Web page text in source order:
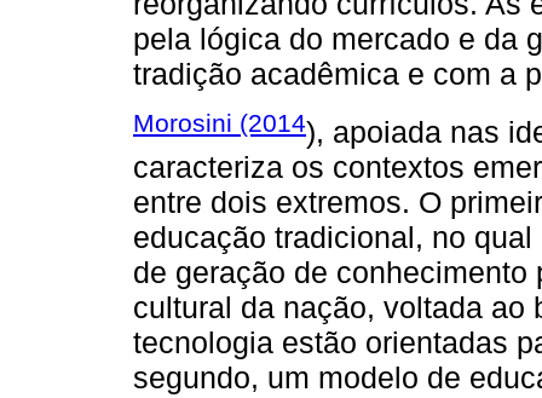
pela lógica do mercado e da
tradição acadêmica e com a
Morosini (2014), apoiada nas
caracteriza os contextos
entre dois extremos. O
educação tradicional, no
de geração de
cultural da nação, voltada ao
tecnologia estão orientadas
segundo, um modelo de